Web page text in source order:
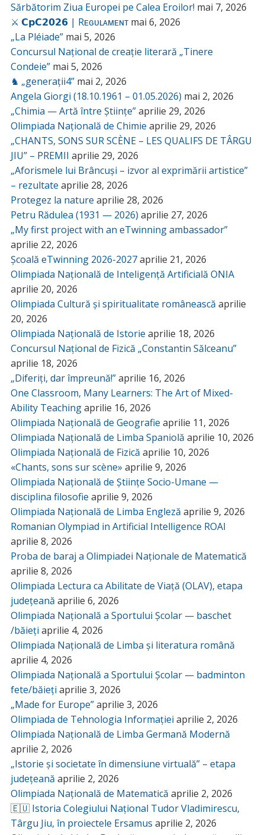
Sărbătorim Ziua Europei pe Calea Eroilor! mai 7, 2026
⚔️ 𝗖𝗽𝗖𝟮𝟬𝟮𝟲 | Rᴇɢᴜʟᴀᴍᴇɴᴛ mai 6, 2026
„La Pléiade” mai 5, 2026
Concursul Național de creație literară „Tinere
Condeie” mai 5, 2026
♞ „generații4” mai 2, 2026
Angela Giorgi (18.10.1961 – 01.05.2026) mai 2, 2026
„Chimia — Artă între Științe”aprilie 29, 2026
Olimpiada Națională de Chimie aprilie 29, 2026
„CHANTS, SONS SUR SCÈNE – LES QUALIFS DE TÂRGU
JIU” – PREMII aprilie 29, 2026
„Aforismele lui Brâncuși – izvor al exprimării artistice”
– rezultate aprilie 28, 2026
Protegez la nature aprilie 28, 2026
Petru Rădulea (1931 — 2026) aprilie 27, 2026
„My first project with an eTwinning ambassador”
aprilie 22, 2026
Școală eTwinning 2026-2027aprilie 21, 2026
Olimpiada Națională de Inteligență Artificială ONIA
aprilie 20, 2026
Olimpiada Cultură și spiritualitate românească aprilie
20, 2026
Olimpiada Națională de Istorie aprilie 18, 2026
Concursul Național de Fizică „Constantin Sălceanu”
aprilie 18, 2026
„Diferiți, dar împreună!”aprilie 16, 2026
One Classroom, Many Learners: The Art of Mixed-
Ability Teachingaprilie 16, 2026
Olimpiada Națională de Geografie aprilie 11, 2026
Olimpiada Națională de Limba Spaniolă aprilie 10, 2026
Olimpiada Națională de Fizică aprilie 10, 2026
«Chants, sons sur scène» aprilie 9, 2026
Olimpiada Națională de Științe Socio-Umane —
disciplina filosofie aprilie 9, 2026
Olimpiada Națională de Limba Engleză aprilie 9, 2026
Romanian Olympiad in Artificial Intelligence ROAI
aprilie 8, 2026
Proba de baraj a Olimpiadei Naționale de Matematică
aprilie 8, 2026
Olimpiada Lectura ca Abilitate de Viață (OLAV), etapa
județeană aprilie 6, 2026
Olimpiada Națională a Sportului Școlar — baschet
/băieți aprilie 4, 2026
Olimpiada Națională de Limba și literatura română
aprilie 4, 2026
Olimpiada Națională a Sportului Școlar — badminton
fete/băieți aprilie 3, 2026
„Made for Europe”aprilie 3, 2026
Olimpiada de Tehnologia Informației aprilie 2, 2026
Olimpiada Națională de Limba Germană Modernă
aprilie 2, 2026
„Istorie și societate în dimensiune virtuală” – etapa
județeană aprilie 2, 2026
Olimpiada Națională de Matematică aprilie 2, 2026
🇪🇺 Istoria Colegiului Național Tudor Vladimirescu,
Târgu Jiu, în proiectele Ersamus aprilie 2, 2026